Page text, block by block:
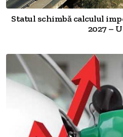
Statul schimbă calculul
2027 –